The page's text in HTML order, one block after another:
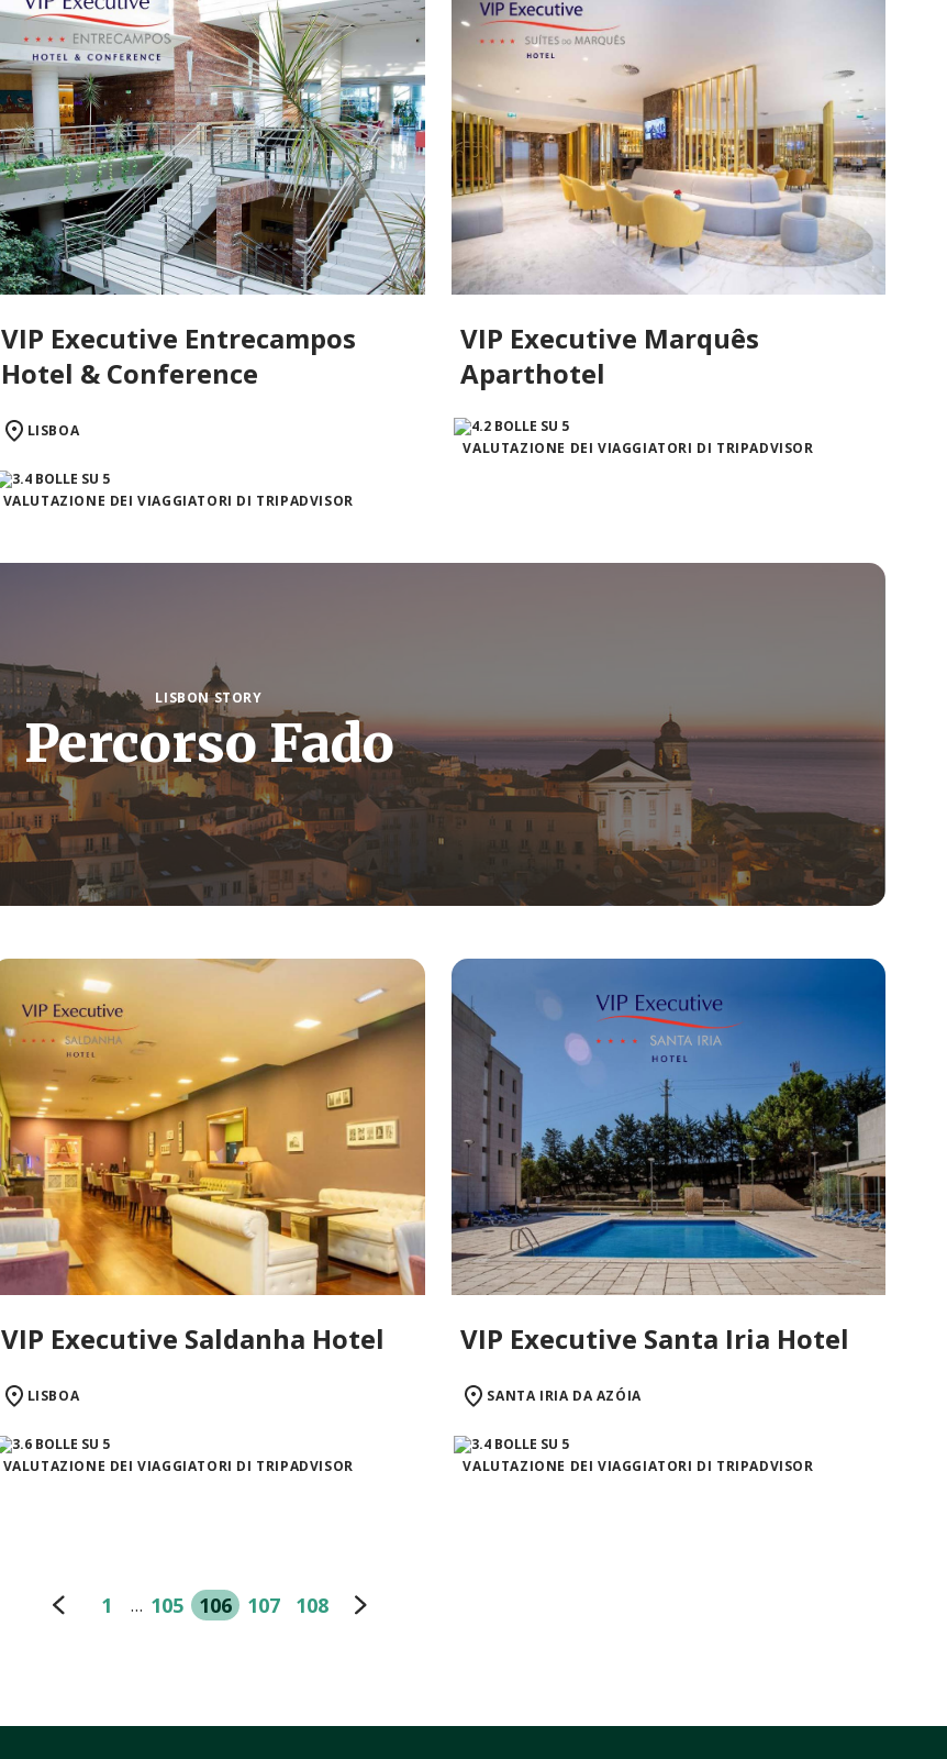
VIP Executive Entrecampos
Hotel & Conference
LISBOA
VALUTAZIONE DEI VIAGGIATORI DI TRIPADVISOR
VIP Executive Marquês
Aparthotel
VALUTAZIONE DEI VIAGGIATORI DI TRIPADVISOR
LISBON STORY
Percorso Fado
VIP Executive Saldanha Hotel
LISBOA
VALUTAZIONE DEI VIAGGIATORI DI TRIPADVISOR
VIP Executive Santa Iria Hotel
SANTA IRIA DA AZÓIA
VALUTAZIONE DEI VIAGGIATORI DI TRIPADVISOR
1 … 105 106 107 108